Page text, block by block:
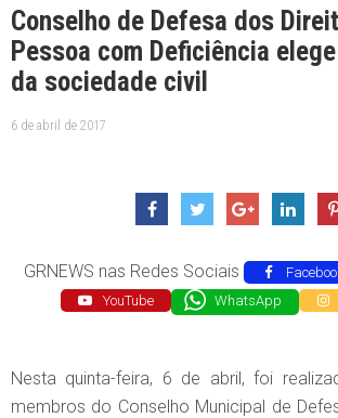
Conselho de Defesa dos
Pessoa com Deficiência
da sociedade civil
6 de abril de 2017
GRNEWS nas Redes Sociais
YouTube
WhatsApp
Nesta quinta-feira, 6 de abril, foi
membros do Conselho Municipal de